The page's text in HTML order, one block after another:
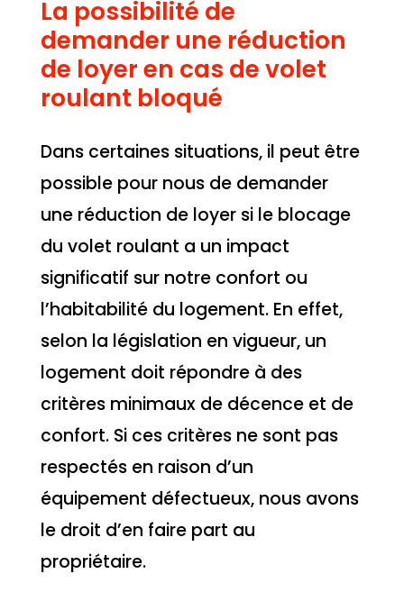
La possibilité de
demander une réduction
de loyer en cas de volet
roulant bloqué
Dans certaines situations, il peut être
possible pour nous de demander
une réduction de loyer si le blocage
du volet roulant a un impact
significatif sur notre confort ou
l’habitabilité du logement. En effet,
selon la législation en vigueur, un
logement doit répondre à des
critères minimaux de décence et de
confort. Si ces critères ne sont pas
respectés en raison d’un
équipement défectueux, nous avons
le droit d’en faire part au
propriétaire.